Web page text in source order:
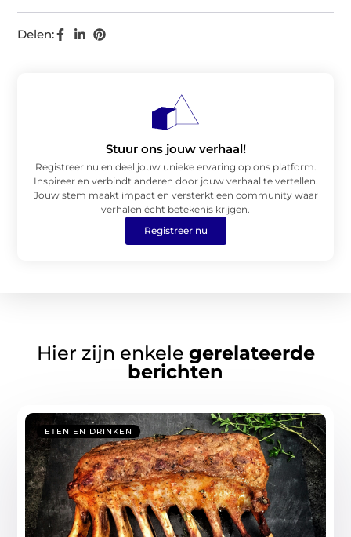
Delen:
Stuur ons jouw verhaal!
Registreer nu en deel jouw unieke ervaring op ons platform.
Inspireer en verbindt anderen door jouw verhaal te vertellen.
Jouw stem maakt impact en versterkt een community waar
verhalen écht betekenis krijgen.
Registreer nu
Hier zijn enkele gerelateerde
berichten
ETEN EN DRINKEN